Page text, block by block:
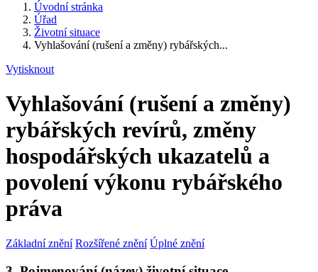
Úvodní stránka
Úřad
Životní situace
Vyhlašování (rušení a změny) rybářských...
Vytisknout
Vyhlašování (rušení a změny)
rybářských revírů, změny
hospodářských ukazatelů a
povolení výkonu rybářského
práva
Základní znění Rozšířené znění Úplné znění